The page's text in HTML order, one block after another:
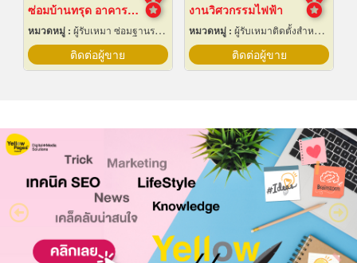
ซ่อมบ้านทรุด อาคารทรุด
หมวดหมู่ : ผู้รับเหมา ซ่อมฐานรากและโครงสร้างก่อสร้าง
ติดต่อผู้ขาย
งานวิศวกรรมไฟฟ้า
หมวดหมู่ : ผู้รับเหมาติดตั้งสำหรับบ้านและโรงงานไฟฟ้า
ติดต่อผู้ขาย